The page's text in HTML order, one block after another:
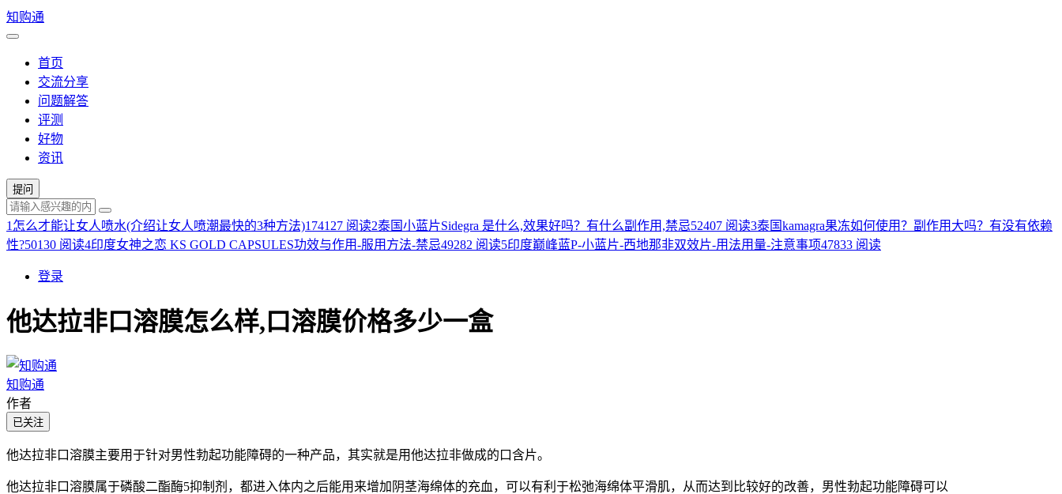
知购通
首页
交流分享
问题解答
评测
好物
资讯
提问
1 怎么才能让女人喷水(介绍让女人喷潮最快的3种方法)174127 阅读2泰国小蓝片Sidegra 是什么,效果好吗？有什么副作用,禁忌52407 阅读3泰国kamagra果冻如何使用？副作用大吗？有没有依赖
性?50130 阅读4印度女神之恋 KS GOLD CAPSULES功效与作用-服用方法-禁忌49282 阅读5印度巅峰蓝P-小蓝片-西地那非双效片-用法用量-注意事项47833 阅读
登录
他达拉非口溶膜怎么样,口溶膜价格多少一盒
知购通
作者
已关注
他达拉非口溶膜主要用于针对男性勃起功能障碍的一种产品，其实就是用他达拉非做成的口含片。
他达拉非口溶膜属于磷酸二酯酶5抑制剂，都进入体内之后能用来增加阴茎海绵体的充血，可以有利于松弛海绵体平滑肌，从而达到比较好的改善，男性勃起功能障碍可以